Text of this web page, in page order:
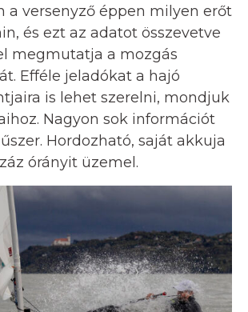
a versenyző éppen milyen erőt
és ezt az adatot összevetve
megmutatja a mozgás
Efféle jeladókat a hajó
is lehet szerelni, mondjuk
Nagyon sok információt
Hordozható, saját akkuja
órányit üzemel.